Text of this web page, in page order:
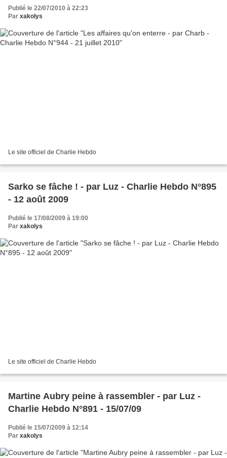
Publié le 22/07/2010 à 22:23
Par xakolys
Le site officiel de Charlie Hebdo
Sarko se fâche ! - par Luz - Charlie Hebdo N°895
- 12 août 2009
Publié le 17/08/2009 à 19:00
Par xakolys
Le site officiel de Charlie Hebdo
Martine Aubry peine à rassembler - par Luz -
Charlie Hebdo N°891 - 15/07/09
Publié le 15/07/2009 à 12:14
Par xakolys